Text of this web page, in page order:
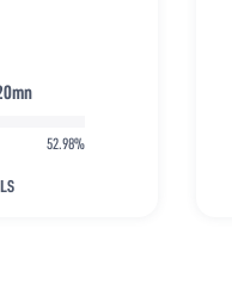
52.98%